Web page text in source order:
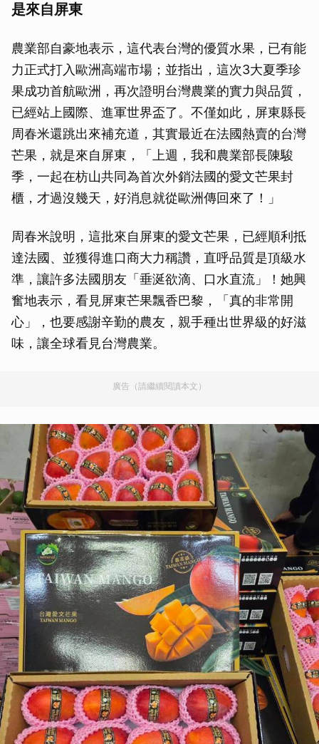
是來自屏東
農業部自豪地表示，這代表台灣的優質水果，已有能
力正式打入歐洲高端市場；並指出，這次3大夏季珍
果成功首航歐洲，再次證明台灣農業的實力與品質，
已經站上國際、進軍世界盃了。不僅如此，屏東縣長
周春米還跳出來補充道，其實最近在法國熱賣的台灣
芒果，就是來自屏東，「上週，我和農業部長陳駿
季，一起在枋山共同為首次外銷法國的愛文芒果封
櫃，才過沒幾天，好消息就從歐洲傳回來了！」
周春米說明，這批來自屏東的愛文芒果，已經順利抵
達法國、並獲得進口商大力稱讚，直呼品質是頂級水
準，讓許多法國朋友「垂涎欲滴、口水直流」！她興
奮地表示，看見屏東芒果飄香巴黎，「真的非常開
心」，也要感謝辛勤的農友，親手種出世界級的好滋
味，讓全球看見台灣農業。
廣告（請繼續閱讀本文）